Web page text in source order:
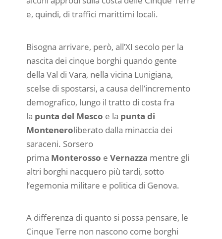
e, quindi, di traffici marittimi locali.
Bisogna arrivare, però, all’XI secolo per la
nascita dei cinque borghi quando gente
della Val di Vara, nella vicina Lunigiana,
scelse di spostarsi, a causa dell’incremento
demografico, lungo il tratto di costa fra
la punta del Mesco e la punta di
Monteneroliberato dalla minaccia dei
saraceni. Sorsero
prima Monterosso e Vernazza mentre gli
altri borghi nacquero più tardi, sotto
l’egemonia militare e politica di Genova.
A differenza di quanto si possa pensare, le
Cinque Terre non nascono come borghi